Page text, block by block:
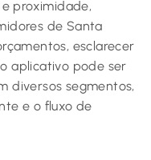
proximidade,
de Santa
esclarecer
aplicativo pode ser
diversos segmentos,
e o fluxo de